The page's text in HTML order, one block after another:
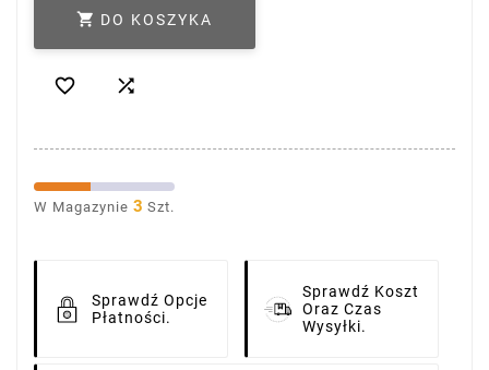
 DO KOSZYKA
 
W Magazynie 3 Szt.
Sprawdź Opcje
Płatności.
Sprawdź Koszt
Oraz Czas
Wysyłki.